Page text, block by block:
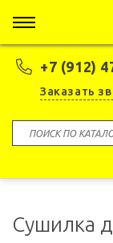
+7 (912)
Заказать
Сушилка